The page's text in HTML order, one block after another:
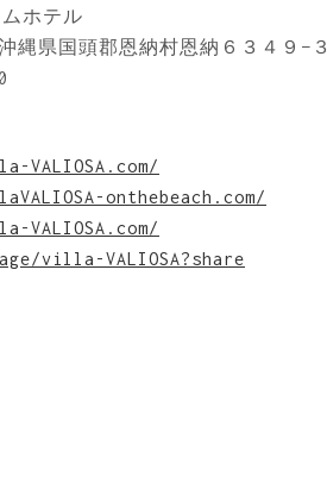
ホテル
縄県国頭郡恩納村恩納６３４９−３
onthebeach.com/
villa-VALIOSA?share